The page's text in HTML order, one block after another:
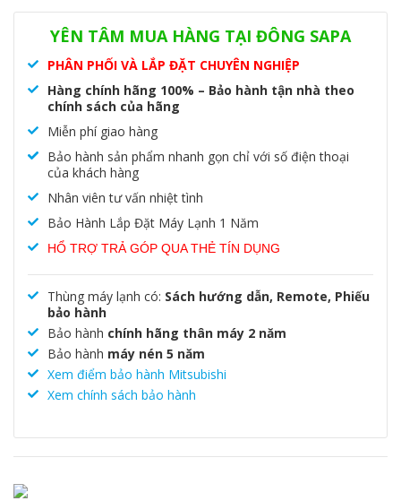
Danh mục:Máy lạnh treo tường,Máy lạnh treo tường Mitsubishi
ElectricYÊN TÂM MUA HÀNG TẠI ĐÔNG SAPA
PHÂN PHỐI VÀ LẮP ĐẶT CHUYÊN NGHIỆP
Hàng chính hãng 100% – Bảo hành tận nhà theo
chính sách của hãng
Miễn phí giao hàng
Bảo hành sản phẩm nhanh gọn chỉ với số điện thoại
của khách hàng
Nhân viên tư vấn nhiệt tình
Bảo Hành Lắp Đặt Máy Lạnh 1 Năm
HỔ TRỢ TRẢ GÓP QUA THẺ TÍN DỤNG
Thùng máy lạnh có: Sách hướng dẫn, Remote, Phiếu
bảo hành
Bảo hành chính hãng thân máy 2 năm
Bảo hành máy nén 5 năm
Xem điểm bảo hành Mitsubishi
Xem chính sách bảo hành